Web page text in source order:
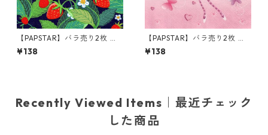
【PAPSTAR】バラ売り2枚 ラ
ンチサイズ ペーパーナプキン
Jordgubbe レッドxパープル
¥138
【PAPSTAR】バラ売り2枚 ラ
ンチサイズ ペーパーナプキン
Little Dancer ピンク
¥138
Recently Viewed Items｜最近チェック
した商品